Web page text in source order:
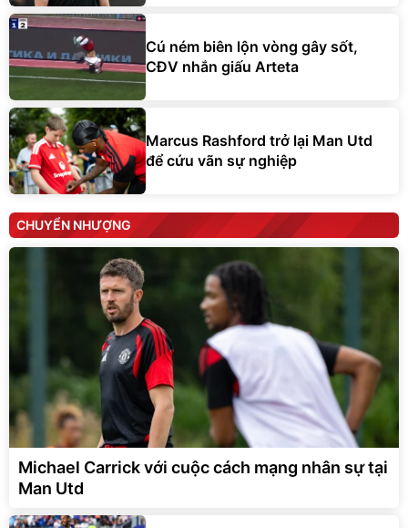
Cú ném biên lộn vòng gây sốt,
CĐV nhắn giấu Arteta
Marcus Rashford trở lại Man Utd
để cứu vãn sự nghiệp
CHUYỂN NHƯỢNG
Michael Carrick với cuộc cách mạng nhân sự tại
Man Utd